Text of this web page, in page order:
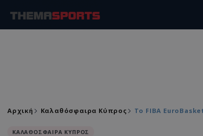
Αρχική Καλαθόσφαιρα Κύπρος Το FIBA
ΚΑΛΑΘΟΣΦΑΙΡΑ ΚΥΠΡΟΣ